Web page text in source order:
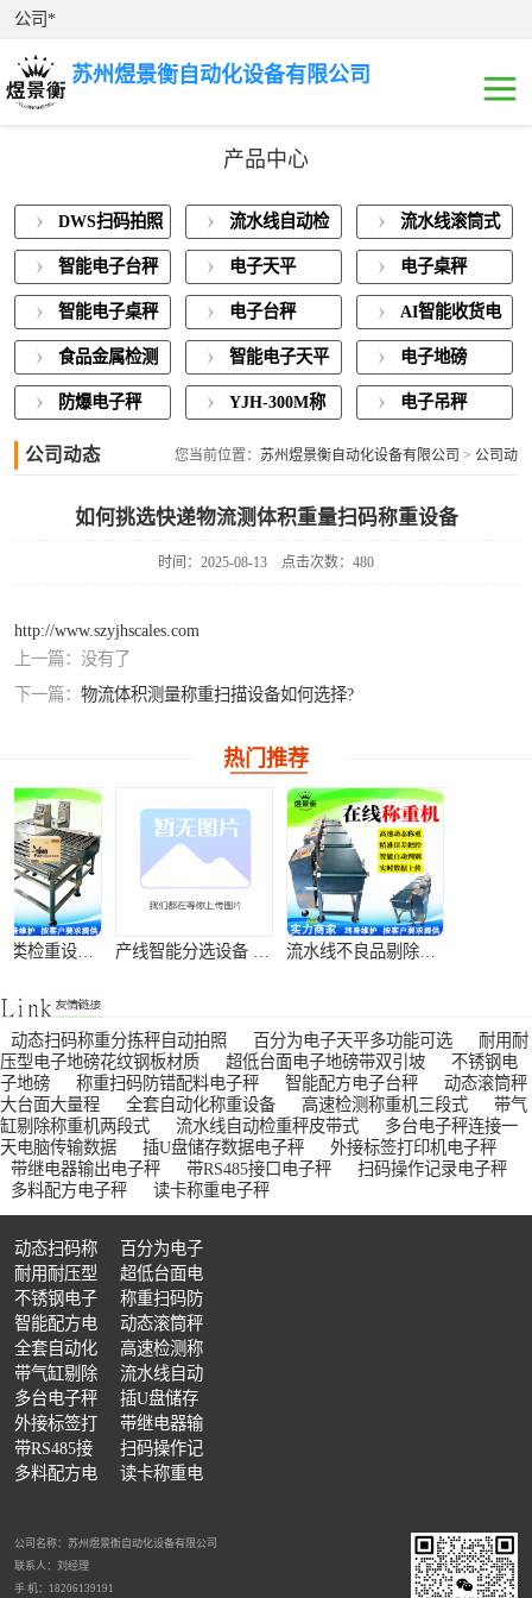
公司*
苏州煜景衡自动化设备有限公司
产品中心
DWS扫码拍照
称重一体机
流水线自动检
重秤
流水线滚筒式
电子秤
智能电子台秤 电子天平 电子桌秤
智能电子桌秤 电子台秤
AI智能收货电
子秤
食品金属检测
称重一体机
智能电子天平 电子地磅
防爆电子秤
YJH-300M称
电子吊秤
公司动态 您当前位置： 苏州煜景衡自动化设备有限公司 > 公司动
如何挑选快递物流测体积重量扫码称重设备
时间：2025-08-13 点击次数：480
http://www.szyjhscales.com
上一篇： 没有了
下一篇： 物流体积测量称重扫描设备如何选择?
热门推荐
全自动分类检重设备 在线隔离分拣秤 产线智能分选设备 包装瑕疵称重剔除机 流水线不良品剔除机 重量异常自动分拣机
货品超重欠重分拣机 装填不足检测设备 包装多装漏装检测机 成品缺量复检设备
流水线成品复检设备 在线动态品控秤
智能数据统计检重机 生产数据溯源称重设备
动态扫码称重分拣秤自动拍照 百分为电子天平多功能可选
耐用耐
压型电子地磅花纹钢板材质
超低台面电子地磅带双引坡
不锈钢电
子地磅
称重扫码防错配料电子秤 智能配方电子台秤
动态滚筒秤
大台面大量程
全套自动化称重设备 高速检测称重机三段式
带气
缸剔除称重机两段式
流水线自动检重秤皮带式
多台电子秤连接一
天电脑传输数据
插U盘储存数据电子秤
外接标签打印机电子秤
带继电器输出电子秤
带RS485接口电子秤
扫码操作记录电子秤
多料配方电子秤
读卡称重电子秤
动态扫码称
重分拣秤自
动拍照
百分为电子
天平多功能
可选
耐用耐压型
电子地磅花
纹钢板材质
超低台面电
子地磅带双
引坡
不锈钢电子
地磅
称重扫码防
错配料电子
秤
智能配方电
子台秤
动态滚筒秤
大台面大量
程
全套自动化
称重设备
高速检测称
重机三段式
带气缸剔除
称重机两段
式
流水线自动
检重秤皮带
式
多台电子秤
连接一天电
脑传输数据
插U盘储存
数据电子秤
外接标签打
印机电子秤
带继电器输
出电子秤
带RS485接
口电子秤
扫码操作记
录电子秤
多料配方电
读卡称重电
公司名称：苏州煜景衡自动化设备有限公司
联系人：刘经理
手 机：18206139191
重一体机
流水线自动检重
秤
流水线滚筒式电
子秤
智能电子台秤
电子天平
电子桌秤
智能电子桌秤
AI智能收货电子
秤
食品金属检测称
电子地磅
防爆电子秤
YJH-300M称重